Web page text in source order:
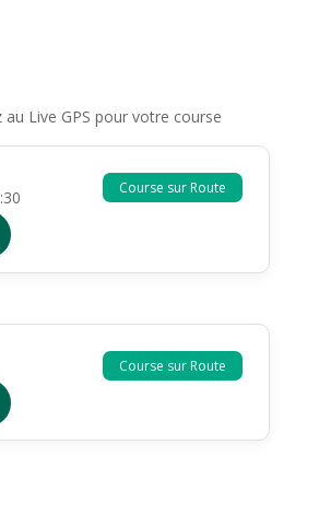
au Live GPS pour votre course
Course sur Route
Course sur Route